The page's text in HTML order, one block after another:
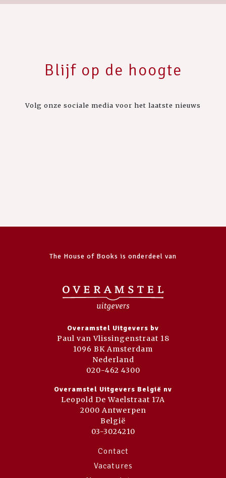
Blijf op de hoogte
Volg onze sociale media voor het laatste nieuws
The House of Books is onderdeel van
Overamstel Uitgevers bv
Paul van Vlissingenstraat 18
1096 BK Amsterdam
Nederland
020-462 4300
Overamstel Uitgevers België nv
Leopold De Waelstraat 17A
2000 Antwerpen
België
03-3024210
Contact
Vacatures